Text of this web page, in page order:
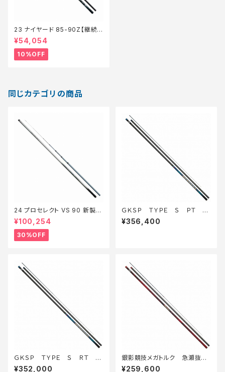
23 ナイヤード 85-90Z【継続セ
ール_ロッド】【10】
¥54,054
10%OFF
同じカテゴリの商品
24 プロセレクト VS 90 新製品
2024【特価ロッド】【30】
¥100,254
30%OFF
ＧＫＳＰ ＴＹＰＥ Ｓ ＰＴ 9
0・Ｅ
¥356,400
ＧＫＳＰ ＴＹＰＥ Ｓ ＲＴ 9
0・Ｅ
¥352,000
銀影競技メガトルク 急瀬抜
ＸＨ90・Ｅ
¥259,600